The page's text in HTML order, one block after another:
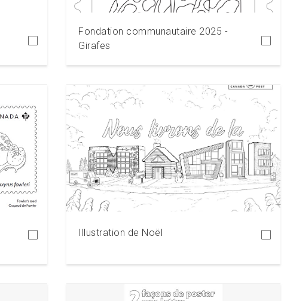
Fondation communautaire 2025 -
Girafes
Télécharger
Illustration de Noël